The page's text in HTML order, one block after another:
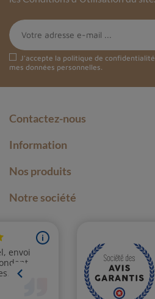
J'accepte la politique de confidentialité
mes données personnelles.
Contactez-nous
Information
Nos produits
Notre société